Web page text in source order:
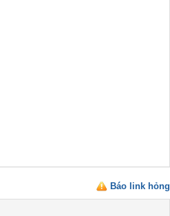
Báo link hỏng